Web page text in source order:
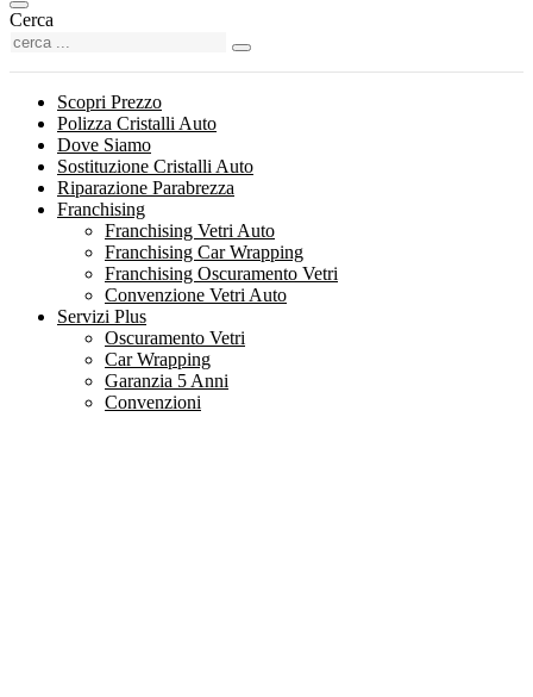
Cerca
Scopri Prezzo
Polizza Cristalli Auto
Dove Siamo
Sostituzione Cristalli Auto
Riparazione Parabrezza
Franchising
Franchising Vetri Auto
Franchising Car Wrapping
Franchising Oscuramento Vetri
Convenzione Vetri Auto
Servizi Plus
Oscuramento Vetri
Car Wrapping
Garanzia 5 Anni
Convenzioni